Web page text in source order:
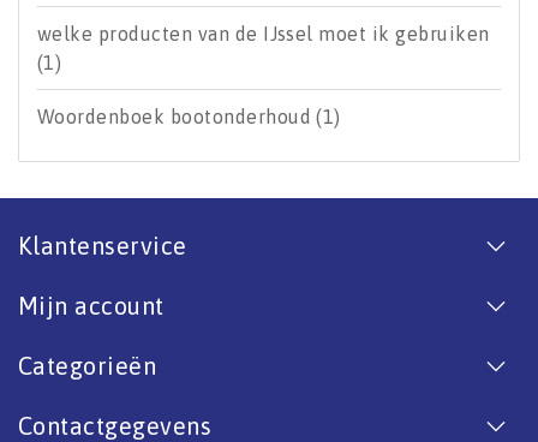
welke producten van de IJssel moet ik gebruiken
(1)
Woordenboek bootonderhoud(1)
Klantenservice
Mijn account
Categorieën
Contactgegevens